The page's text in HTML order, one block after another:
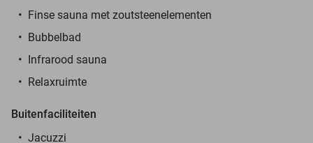
Finse sauna met zoutsteenelementen
Bubbelbad
Infrarood sauna
Relaxruimte
Buitenfaciliteiten
Jacuzzi